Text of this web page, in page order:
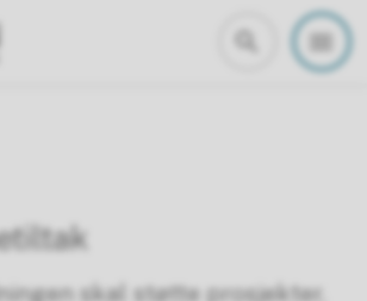
skal støtte prosjekter,